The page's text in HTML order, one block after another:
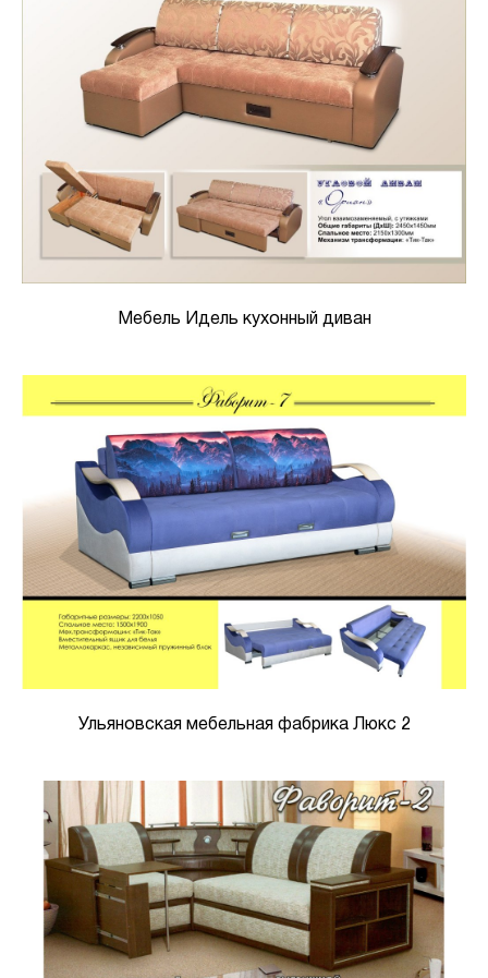
Мебель Идель кухонный диван
Ульяновская мебельная фабрика Люкс 2